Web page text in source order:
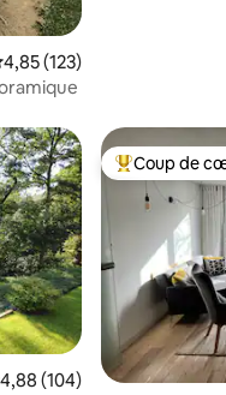
moyenne de 4,85 sur
4,85 (123)
moyenne de 4,88 sur
4,88 (104)
Coup de cœur
Coup de